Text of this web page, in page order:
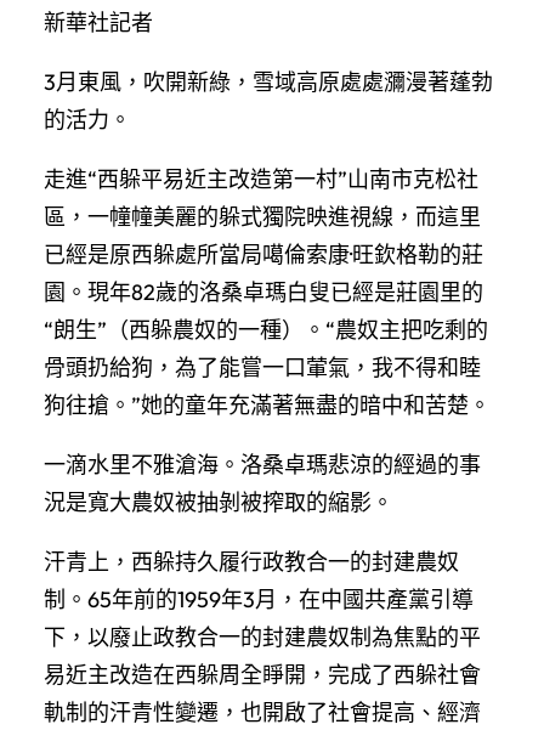
新華社記者
3月東風，吹開新綠，雪域高原處處瀰漫著蓬勃
的活力。
走進“西躲平易近主改造第一村”山南市克松社
區，一幢幢美麗的躲式獨院映進視線，而這里
已經是原西躲處所當局噶倫索康·旺欽格勒的莊
園。現年82歲的洛桑卓瑪白叟已經是莊園里的
“朗生”（西躲農奴的一種）。“農奴主把吃剩的
骨頭扔給狗，為了能嘗一口葷氣，我不得和睦
狗往搶。”她的童年充滿著無盡的暗中和苦楚。
一滴水里不雅滄海。洛桑卓瑪悲涼的經過的事
況是寬大農奴被抽剝被搾取的縮影。
汗青上，西躲持久履行政教合一的封建農奴
制。65年前的1959年3月，在中國共產黨引導
下，以廢止政教合一的封建農奴制為焦點的平
易近主改造在西躲周全睜開，完成了西躲社會
軌制的汗青性變遷，也開啟了社會提高、經濟